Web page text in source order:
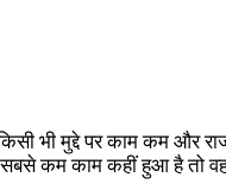
भी मुद्दे पर काम कम और
सबसे कम काम कहीं हुआ है तो